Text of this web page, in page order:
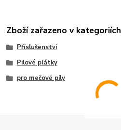
Zboží zařazeno v kategoriích
Příslušenství
Pilové plátky
pro mečové pily